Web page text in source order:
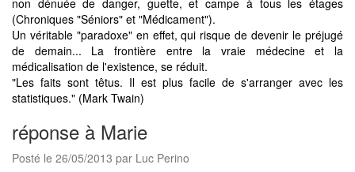
(Chroniques "Séniors" et "Médicament").
Un véritable "paradoxe" en effet, qui risque de devenir le préjugé
de demain... La frontière entre la vraie médecine et la
médicalisation de l'existence, se réduit.
"Les faits sont têtus. Il est plus facile de s'arranger avec les
statistiques." (Mark Twain)
réponse à Marie
Posté le 26/05/2013 par Luc Perino